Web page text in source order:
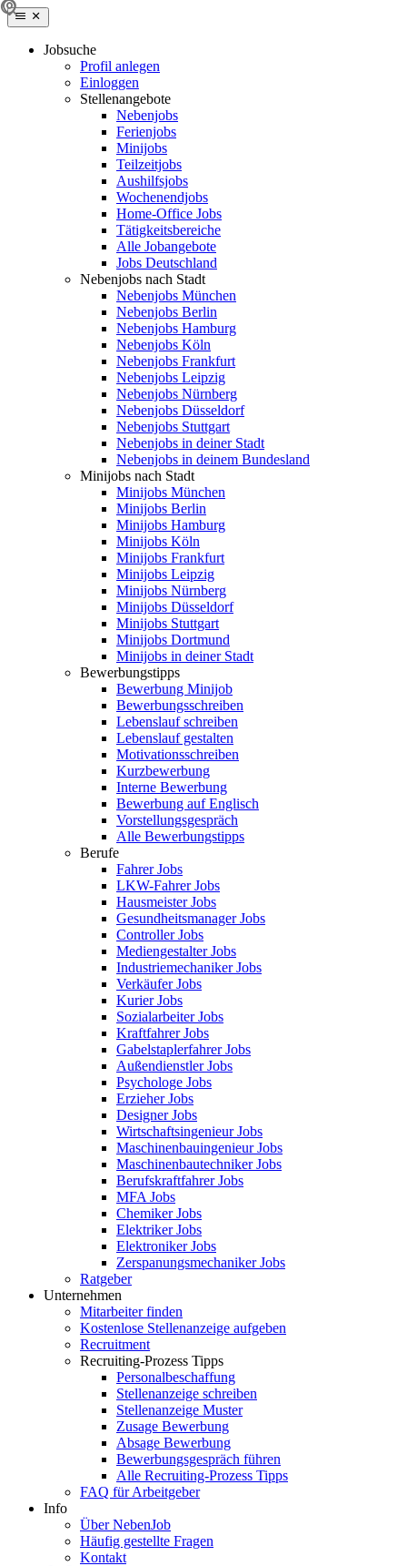
Jobsuche
Profil anlegen
Einloggen
Stellenangebote
Nebenjobs
Ferienjobs
Minijobs
Teilzeitjobs
Aushilfsjobs
Wochenendjobs
Home-Office Jobs
Tätigkeitsbereiche
Alle Jobangebote
Jobs Deutschland
Nebenjobs nach Stadt
Nebenjobs München
Nebenjobs Berlin
Nebenjobs Hamburg
Nebenjobs Köln
Nebenjobs Frankfurt
Nebenjobs Leipzig
Nebenjobs Nürnberg
Nebenjobs Düsseldorf
Nebenjobs Stuttgart
Nebenjobs in deiner Stadt
Nebenjobs in deinem Bundesland
Minijobs nach Stadt
Minijobs München
Minijobs Berlin
Minijobs Hamburg
Minijobs Köln
Minijobs Frankfurt
Minijobs Leipzig
Minijobs Nürnberg
Minijobs Düsseldorf
Minijobs Stuttgart
Minijobs Dortmund
Minijobs in deiner Stadt
Bewerbungstipps
Bewerbung Minijob
Bewerbungsschreiben
Lebenslauf schreiben
Lebenslauf gestalten
Motivationsschreiben
Kurzbewerbung
Interne Bewerbung
Bewerbung auf Englisch
Vorstellungsgespräch
Alle Bewerbungstipps
Berufe
Fahrer Jobs
LKW-Fahrer Jobs
Hausmeister Jobs
Gesundheitsmanager Jobs
Controller Jobs
Mediengestalter Jobs
Industriemechaniker Jobs
Verkäufer Jobs
Kurier Jobs
Sozialarbeiter Jobs
Kraftfahrer Jobs
Gabelstaplerfahrer Jobs
Außendienstler Jobs
Psychologe Jobs
Erzieher Jobs
Designer Jobs
Wirtschaftsingenieur Jobs
Maschinenbauingenieur Jobs
Maschinenbautechniker Jobs
Berufskraftfahrer Jobs
MFA Jobs
Chemiker Jobs
Elektriker Jobs
Elektroniker Jobs
Zerspanungsmechaniker Jobs
Ratgeber
Unternehmen
Mitarbeiter finden
Kostenlose Stellenanzeige aufgeben
Recruitment
Recruiting-Prozess Tipps
Personalbeschaffung
Stellenanzeige schreiben
Stellenanzeige Muster
Zusage Bewerbung
Absage Bewerbung
Bewerbungsgespräch führen
Alle Recruiting-Prozess Tipps
FAQ für Arbeitgeber
Info
Über NebenJob
Häufig gestellte Fragen
Kontakt